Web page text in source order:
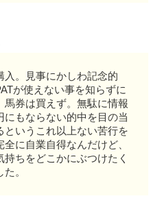
入。見事にかしわ記念的
が使えない事を知らずに
馬券は買えず。無駄に情報
にもならない的中を目の当
というこれ以上ない苦行を
に自業自得なんだけど、
持ちをどこかにぶつけたく
。